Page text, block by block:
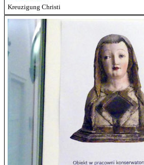
Kreuzigung Christi